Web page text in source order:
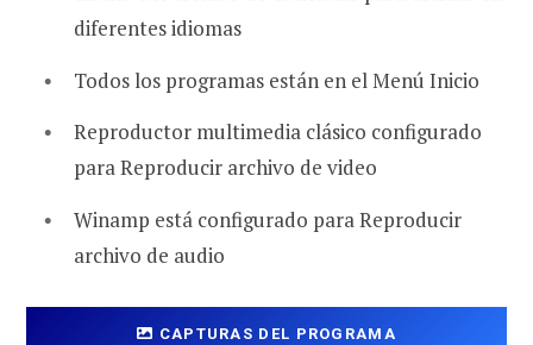
diferentes idiomas
Todos los programas están en el Menú Inicio
Reproductor multimedia clásico configurado
para Reproducir archivo de video
Winamp está configurado para Reproducir
archivo de audio
CAPTURAS DEL PROGRAMA